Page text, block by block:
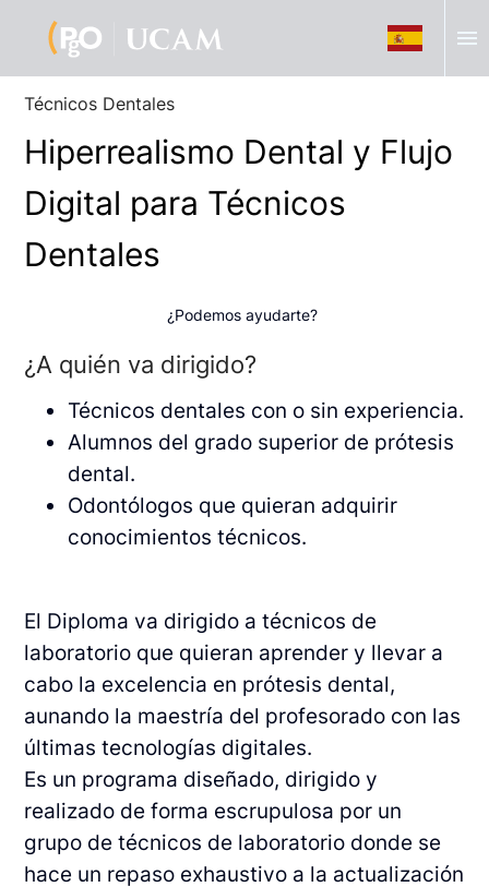
menu
Técnicos Dentales
Hiperrealismo Dental y Flujo
Digital para Técnicos
Dentales
¿Podemos ayudarte?
¿A quién va dirigido?
Técnicos dentales con o sin experiencia.
Alumnos del grado superior de prótesis
dental.
Odontólogos que quieran adquirir
conocimientos técnicos.
El Diploma va dirigido a técnicos de
laboratorio que quieran aprender y llevar a
cabo la excelencia en prótesis dental,
aunando la maestría del profesorado con las
últimas tecnologías digitales.
Es un programa diseñado, dirigido y
realizado de forma escrupulosa por un
grupo de técnicos de laboratorio donde se
hace un repaso exhaustivo a la actualización